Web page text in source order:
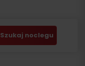
Szukaj noclegu